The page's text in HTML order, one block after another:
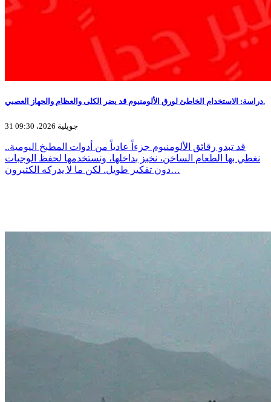
دراسة: الاستخدام الخاطئ لورق الألومنيوم قد يضر الكلى والعظام والجهاز العصبي.
31 جويلية 2026، 09:30
قد تبدو رقائق الألومنيوم جزءاً عادياً من أدوات المطبخ اليومية..
نغطي بها الطعام الساخن، نخبز بداخلها، ونستخدمها لحفظ الوجبات
دون تفكير طويل. لكن ما لا يدركه الكثيرون…